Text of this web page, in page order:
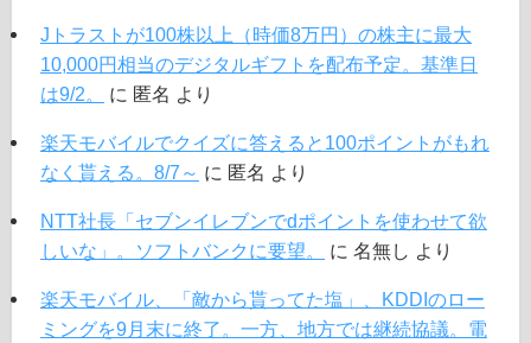
Jトラストが100株以上（時価8万円）の株主に最大
10,000円相当のデジタルギフトを配布予定。基準日
は9/2。
に 匿名 より
楽天モバイルでクイズに答えると100ポイントがもれ
なく貰える。8/7～ に 匿名 より
NTT社長「セブンイレブンでdポイントを使わせて欲
しいな」。ソフトバンクに要望。
に 名無し より
楽天モバイル、「敵から貰ってた塩」、KDDIのロー
ミングを9月末に終了。一方、地方では継続協議。電